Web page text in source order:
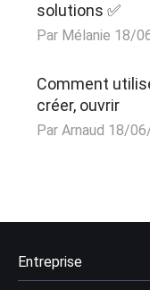
solutions ✅
Par Mélanie 18/
Comment
créer, ouvrir
Par Arnaud 18/
Entreprise